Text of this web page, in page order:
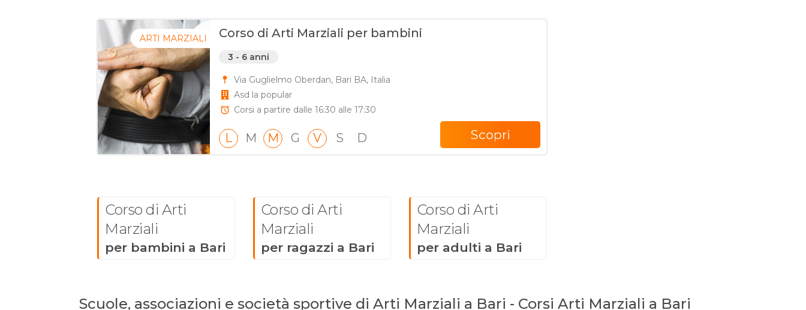
ARTI MARZIALI Corso di Arti Marziali per bambini
3 - 6 anni
Via Guglielmo Oberdan, Bari BA, Italia
Asd la popular
Corsi a partire dalle 16:30 alle 17:30
L M M G V S D Scopri
Corso di Arti
Marziali
per bambini a Bari
Corso di Arti
Marziali
per ragazzi a Bari
Corso di Arti
Marziali
per adulti a Bari
Scuole, associazioni e società sportive di Arti Marziali a Bari - Corsi Arti Marziali a Bari